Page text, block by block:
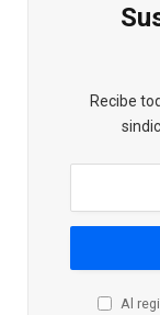
Recibe
Al